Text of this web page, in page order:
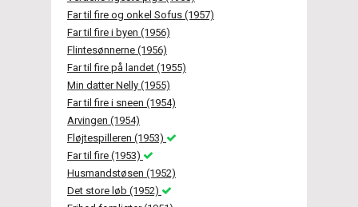
Far til fire og onkel Sofus (1957)
Far til fire i byen (1956)
Flintesønnerne (1956)
Far til fire på landet (1955)
Min datter Nelly (1955)
Far til fire i sneen (1954)
Arvingen (1954)
Fløjtespilleren (1953)
Far til fire (1953)
Husmandstøsen (1952)
Det store løb (1952)